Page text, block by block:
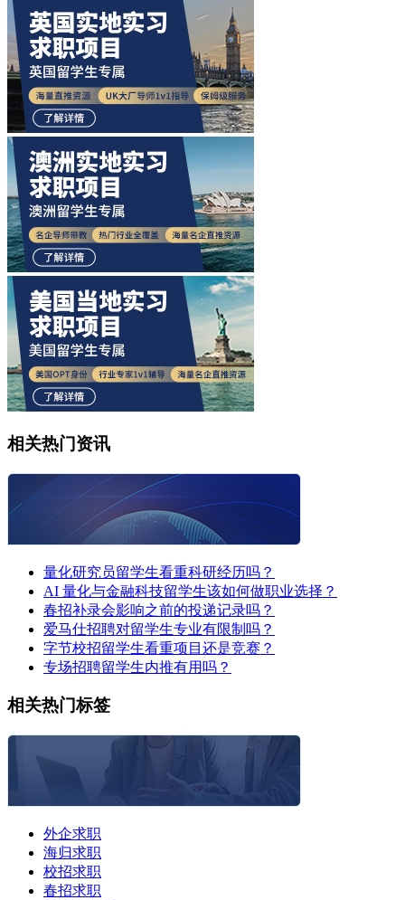
相关热门资讯
量化研究员留学生看重科研经历吗？
AI 量化与金融科技留学生该如何做职业选择？
春招补录会影响之前的投递记录吗？
爱马仕招聘对留学生专业有限制吗？
字节校招留学生看重项目还是竞赛？
专场招聘留学生内推有用吗？
相关热门标签
外企求职
海归求职
校招求职
春招求职